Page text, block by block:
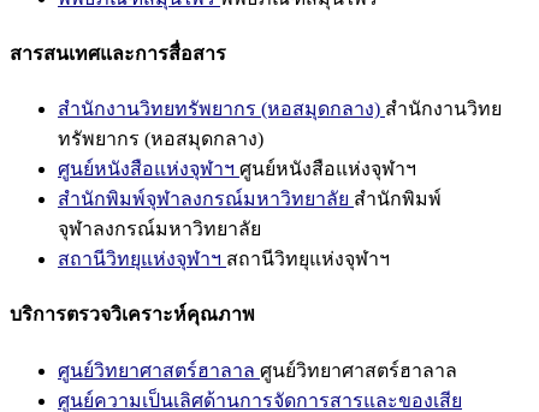
สารสนเทศและการสื่อสาร
สำนักงานวิทยทรัพยากร (หอสมุดกลาง) สำนักงานวิทย
ทรัพยากร (หอสมุดกลาง)
ศูนย์หนังสือแห่งจุฬาฯ ศูนย์หนังสือแห่งจุฬาฯ
สำนักพิมพ์จุฬาลงกรณ์มหาวิทยาลัย สำนักพิมพ์
จุฬาลงกรณ์มหาวิทยาลัย
สถานีวิทยุแห่งจุฬาฯ สถานีวิทยุแห่งจุฬาฯ
บริการตรวจวิเคราะห์คุณภาพ
ศูนย์วิทยาศาสตร์ฮาลาล ศูนย์วิทยาศาสตร์ฮาลาล
ศูนย์ความเป็นเลิศด้านการจัดการสารและของเสีย